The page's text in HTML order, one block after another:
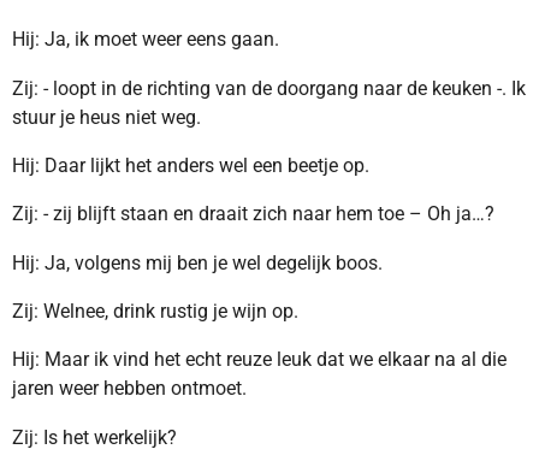
Hij: Ja, ik moet weer eens gaan.
Zij: - loopt in de richting van de doorgang naar de keuken -. Ik
stuur je heus niet weg.
Hij: Daar lijkt het anders wel een beetje op.
Zij: - zij blijft staan en draait zich naar hem toe – Oh ja…?
Hij: Ja, volgens mij ben je wel degelijk boos.
Zij: Welnee, drink rustig je wijn op.
Hij: Maar ik vind het echt reuze leuk dat we elkaar na al die
jaren weer hebben ontmoet.
Zij: Is het werkelijk?